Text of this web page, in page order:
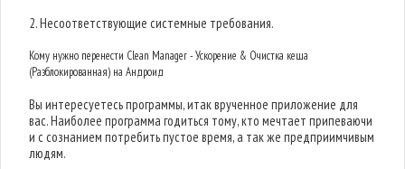
2. Несоответствующие системные требования.
Кому нужно перенести Clean Manager - Ускорение & Очистка кеша
(Разблокированная) на Андроид
Вы интересуетесь программы, итак врученное приложение для
вас. Наиболее программа годиться тому, кто мечтает припеваючи
и с сознанием потребить пустое время, а так же предприимчивым
людям.